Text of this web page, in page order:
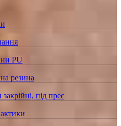
PU
резина
під прес